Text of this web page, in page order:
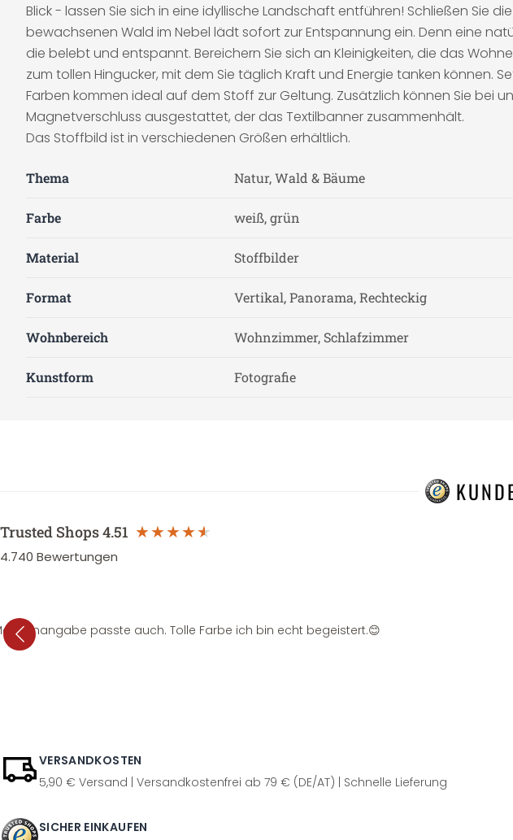
Blick - lassen Sie sich in eine idyllische Landschaft entführen! Schließen Sie
bewachsenen Wald im Nebel lädt sofort zur Entspannung ein. Denn eine
die belebt und entspannt. Bereichern Sie sich an Kleinigkeiten, die das
zum tollen Hingucker, mit dem Sie täglich Kraft und Energie tanken können.
Farben kommen ideal auf dem Stoff zur Geltung. Zusätzlich können Sie bei
Magnetverschluss ausgestattet, der das Textilbanner zusammenhält.
Das Stoffbild ist in verschiedenen Größen erhältlich.
Thema Natur, Wald & Bäume
Farbe weiß, grün
Material Stoffbilder
Format Vertikal, Panorama, Rechteckig
Wohnbereich Wohnzimmer, Schlafzimmer
Kunstform Fotografie
Trusted Shops4.51
4.740 Bewertungen
passte auch. Tolle Farbe ich bin echt begeistert.😊
VERSANDKOSTEN
5,90 € Versand | Versandkostenfrei ab 79 € (DE/AT) | Schnelle Lieferung
SICHER EINKAUFEN